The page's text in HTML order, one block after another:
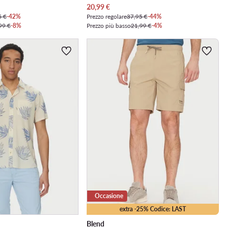
€-42%
€-8%
Prezzo attuale
20,99€
Prezzo regolare37,95 €-44%
Prezzo più basso21,99 €-4%
extra -25% Codice: LAST
Occasione
Blend